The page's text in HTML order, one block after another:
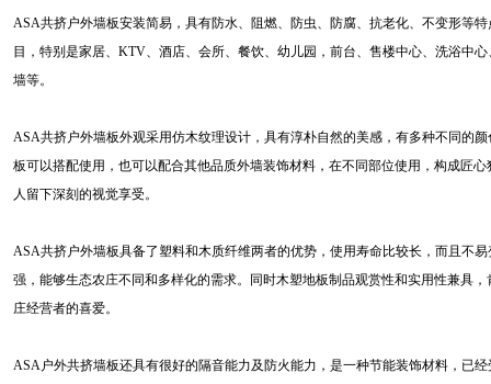
ASA共挤户外墙板安装简易，具有防水、阻燃、防虫、防腐、抗老化、不变形等
目，特别是家居、KTV、酒店、会所、餐饮、幼儿园，前台、售楼中心、洗浴中
墙等。
ASA共挤户外墙板外观采用仿木纹理设计，具有淳朴自然的美感，有多种不同的
板可以搭配使用，也可以配合其他品质外墙装饰材料，在不同部位使用，构成匠
人留下深刻的视觉享受。
ASA共挤户外墙板具备了塑料和木质纤维两者的优势，使用寿命比较长，而且不
强，能够生态农庄不同和多样化的需求。同时木塑地板制品观赏性和实用性兼具
庄经营者的喜爱。
ASA户外共挤墙板还具有很好的隔音能力及防火能力，是一种节能装饰材料，已